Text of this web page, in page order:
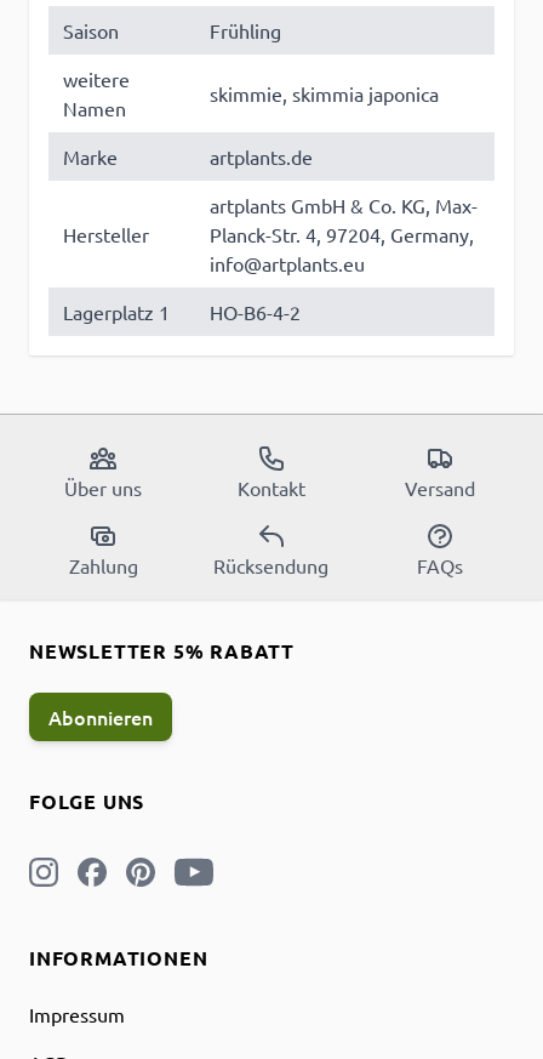
Saison
Frühling
weitere
Namen
skimmie, skimmia japonica
Marke artplants.de
Hersteller
artplants GmbH & Co. KG, Max-
Planck-Str. 4, 97204, Germany,
info@artplants.eu
Lagerplatz 1
HO-B6-4-2
Über uns Kontakt Versand
Zahlung Rücksendung FAQs
INFORMATIONEN
Impressum
FOLGE UNS
NEWSLETTER 5% RABATT
Abonnieren